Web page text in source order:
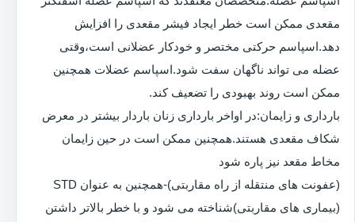
مقعدی ممکن است خطر ایجاد فیشر مقعدی را افزایش
دهد.اسپاسم حرکتی مختصر و خودکار عضلانی است،وقتی
عضله می تواند ناگهان سفت شود.اسپاسم عضلات همچنین
ممکن است روند بهبودی را تضعیف کند.
بارداری و زایمان:در اواخر بارداری زنان باردار بیشتر در معرض
شکاف مقعدی هستند.همچنین ممکن است در حین زایمان
مخاط مقعد نیز پاره شود
(عفونت های منتقله از راه مقاربتی)-همچنین به عنوان STD
(بیماری های مقاربتی)شناخته می شود و با خطر بالاتر داشتن